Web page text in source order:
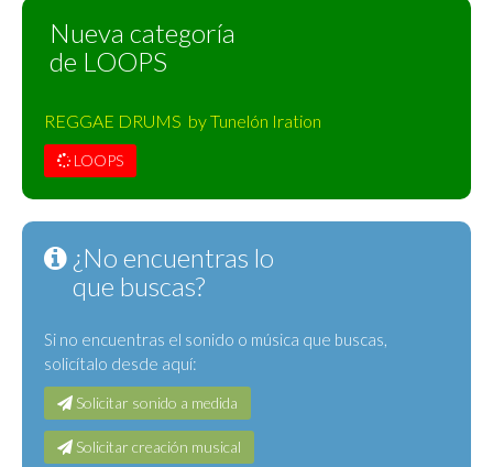
Nueva categoría
de LOOPS
REGGAE DRUMS by Tunelón Iration
LOOPS
¿No encuentras lo
que buscas?
Si no encuentras el sonido o música que buscas,
solicítalo desde aquí:
Solicitar sonido a medida
Solicitar creación musical